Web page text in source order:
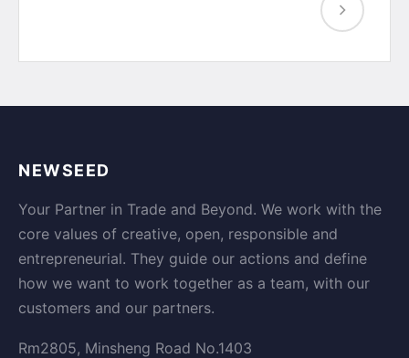
NEWSEED
Your Partner in Trade and Beyond. We work with the
core values of creative, open, responsible and
entrepreneurial. They guide our actions and define
how we want to work together as a team, with our
customers and our partners.
Rm2805, Minsheng Road No.1403